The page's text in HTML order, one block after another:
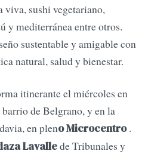
viva, sushi vegetariano,
y mediterránea entre otros.
sustentable y amigable con
natural, salud y bienestar.
itinerante el miércoles en
de Belgrano, y en la
en pleno Microcentro.
Lavallede Tribunales y